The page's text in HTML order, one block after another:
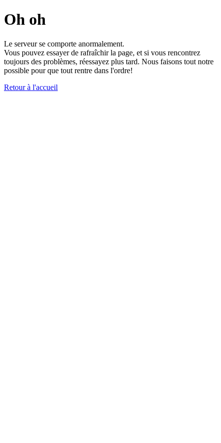
Oh oh
Le serveur se comporte anormalement.
Vous pouvez essayer de rafraîchir la page, et si vous rencontrez
toujours des problèmes, réessayez plus tard. Nous faisons tout notre
possible pour que tout rentre dans l'ordre!
Retour à l'accueil